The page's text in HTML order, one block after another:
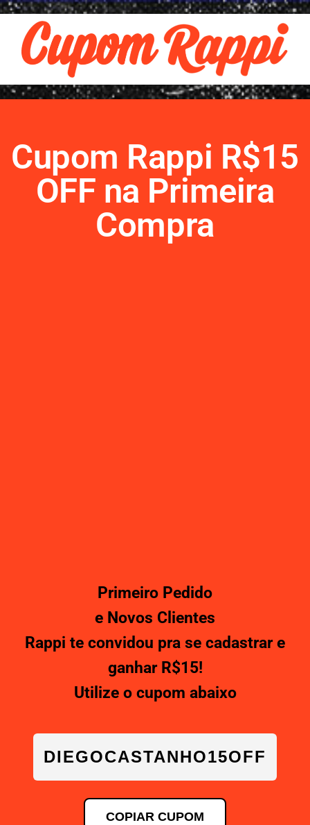
Cupom Rappi R$15
OFF na Primeira
Compra
Primeiro Pedido
e Novos Clientes
Rappi te convidou pra se cadastrar e
ganhar R$15!
Utilize o cupom abaixo
DIEGOCASTANHO15OFF
COPIAR CUPOM